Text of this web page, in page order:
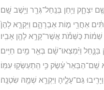
יִצְחָ֑ק וַיִּ֥חַן בְּנַֽחַל־גְּרָ֖ר וַיֵּ֥שֶׁב שָֽׁם׃
אַחֲרֵ֖י מ֣וֹת אַבְרָהָ֑ם וַיִּקְרָ֤א לָהֶן֙
שֵׁמ֔וֹת כַּשֵּׁמֹ֕ת אֲשֶׁר־קָרָ֥א לָהֶ֖ן אָבִֽיו׃
בַּנָּ֑חַל וַיִּ֨מְצְאוּ־שָׁ֔ם בְּאֵ֖ר מַ֥יִם חַיִּֽים׃
שֵֽׁם־הַבְּאֵר֙ עֵ֔שֶׂק כִּ֥י הִֽתְעַשְּׂק֖וּ עִמּֽוֹ׃
גַּם־עָלֶ֑יהָ וַיִּקְרָ֥א שְׁמָ֖הּ שִׂטְנָֽה׃